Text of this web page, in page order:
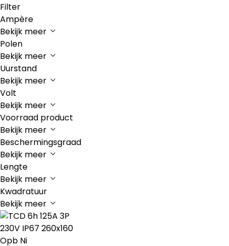
Filter
Ampère
Bekijk meer
Polen
Bekijk meer
Uurstand
Bekijk meer
Volt
Bekijk meer
Voorraad product
Bekijk meer
Beschermingsgraad
Bekijk meer
Lengte
Bekijk meer
Kwadratuur
Bekijk meer